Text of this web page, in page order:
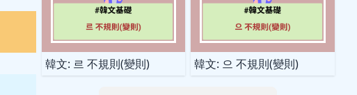
韓文: 르 不規則(變則) 韓文: 으 不規則(變則)